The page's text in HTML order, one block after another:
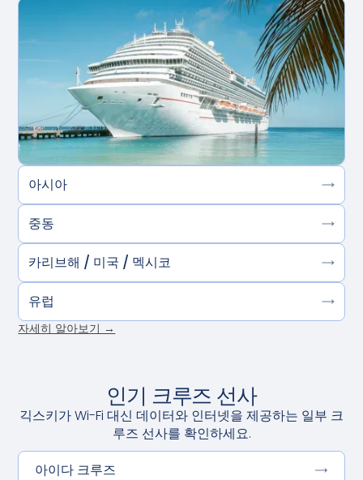
아시아
중동
카리브해 / 미국 / 멕시코
유럽
자세히 알아보기 →
인기 크루즈 선사
긱스키가 Wi-Fi 대신 데이터와 인터넷을 제공하는 일부 크
루즈 선사를 확인하세요.
아이다 크루즈